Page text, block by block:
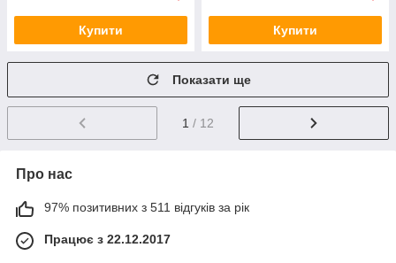
Купити Купити
Показати ще
1 / 12
Про нас
97% позитивних з 511 відгуків за рік
Працює з 22.12.2017